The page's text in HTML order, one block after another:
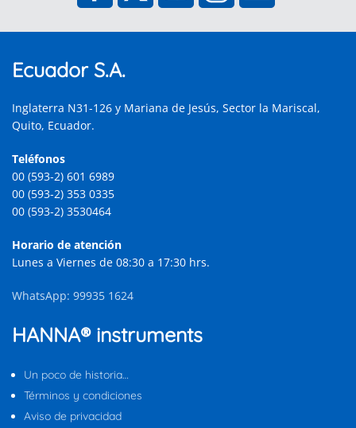
Ecuador S.A.
Inglaterra N31-126 y Mariana de Jesús, Sector la Mariscal,
Quito, Ecuador.
Teléfonos
00 (593-2) 601 6989
00 (593-2) 353 0335
00 (593-2) 3530464
Horario de atención
Lunes a Viernes de 08:30 a 17:30 hrs.
WhatsApp: 99935 1624
HANNA® instruments
Un poco de historia…
Términos y condiciones
Aviso de privacidad